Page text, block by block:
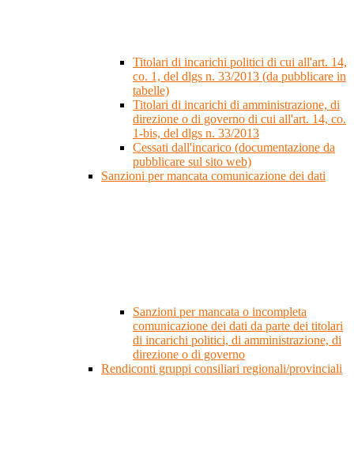
Titolari di incarichi politici di cui all'art. 14,
co. 1, del dlgs n. 33/2013 (da pubblicare in
tabelle)
Titolari di incarichi di amministrazione, di
direzione o di governo di cui all'art. 14, co.
1-bis, del dlgs n. 33/2013
Cessati dall'incarico (documentazione da
pubblicare sul sito web)
Sanzioni per mancata comunicazione dei dati
Sanzioni per mancata o incompleta
comunicazione dei dati da parte dei titolari
di incarichi politici, di amministrazione, di
direzione o di governo
Rendiconti gruppi consiliari regionali/provinciali